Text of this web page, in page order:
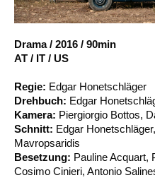
Account
Drama / 2016 / 90min
AT / IT / US
Regie: Edgar Honetschläger
Drehbuch: Edgar
Kamera: Piergiorgio Bottos,
Schnitt: Edgar
Mavropsaridis
Besetzung: Pauline Acquart,
Cosimo Cinieri, Antonio